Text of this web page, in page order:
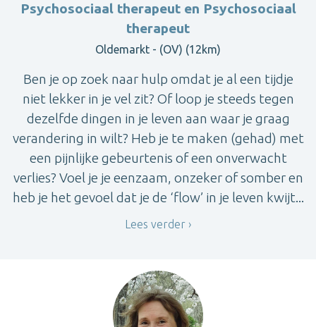
Psychosociaal therapeut en Psychosociaal
therapeut
Oldemarkt - (OV) (12km)
Ben je op zoek naar hulp omdat je al een tijdje
niet lekker in je vel zit? Of loop je steeds tegen
dezelfde dingen in je leven aan waar je graag
verandering in wilt? Heb je te maken (gehad) met
een pijnlijke gebeurtenis of een onverwacht
verlies? Voel je je eenzaam, onzeker of somber en
heb je het gevoel dat je de ‘flow’ in je leven kwijt...
Lees verder